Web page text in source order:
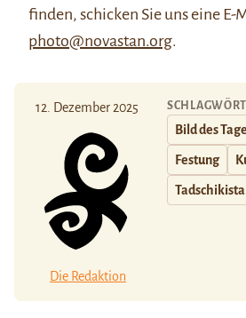
finden, schicken Sie uns eine E-
photo@novastan.org.
12. Dezember 2025
Die Redaktion
Bild des
Festung